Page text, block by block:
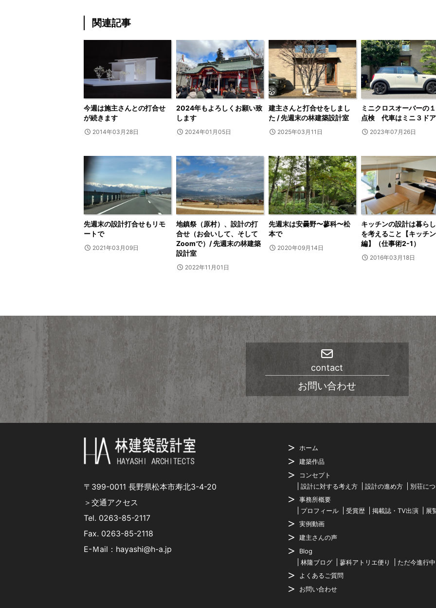
関連記事
今週は施主さんとの打合せ
が続きます
2014年03月28日
2024年もよろしくお願い致
します
2024年01月05日
建主さんと打合せをしまし
た / 先週末の林建築設計室
2025年03月11日
ミニクロスオーバーの
点検 代車はミニ３ドア
2023年07月26日
先週末の設計打合せもリモ
ートで
2021年03月09日
地鎮祭（原村）、設計の打
合せ（お会いして、そして
Zoomで）/ 先週末の林建築
設計室
2022年11月01日
先週末は安曇野〜蓼科〜松
本で
2020年09月14日
キッチンの設計は暮ら
を考えること【キッチン
編】（仕事術2-1）
2016年03月18日
contact
お問い合わせ
〒399-0011 長野県松本市寿北3-4-20
＞交通アクセス
Tel. 0263-85-2117
Fax. 0263-85-2118
E-Ｍail：hayashi@h-a.jp
ホーム
建築作品
コンセプト
設計に対する考え方
設計の進め方
別荘に
事務所概要
プロフィール
受賞歴 掲載誌・TV出演
展
実例動画
建主さんの声
Blog
林隆ブログ
蓼科アトリエ便り
ただ今進行中
よくあるご質問
お問い合わせ